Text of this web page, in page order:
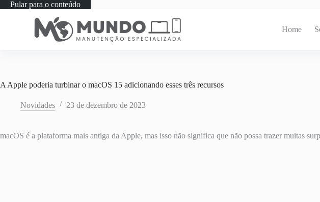
Pular para o conteúdo
Home
A Apple poderia turbinar o macOS 15 adicionando esses três recursos
Novidades 23 de dezembro de 2023
macOS é a plataforma mais antiga da Apple, mas isso não significa que não possa trazer muitas